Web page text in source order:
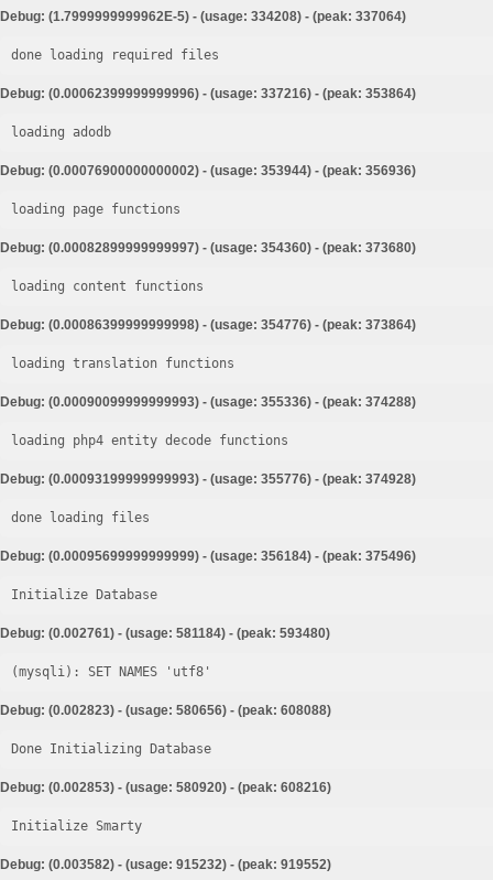
Debug: (1.7999999999962E-5) - (usage: 334208) - (peak: 337064)
done loading required files
Debug: (0.00062399999999996) - (usage: 337216) - (peak: 353864)
loading adodb
Debug: (0.00076900000000002) - (usage: 353944) - (peak: 356936)
loading page functions
Debug: (0.00082899999999997) - (usage: 354360) - (peak: 373680)
loading content functions
Debug: (0.00086399999999998) - (usage: 354776) - (peak: 373864)
loading translation functions
Debug: (0.00090099999999993) - (usage: 355336) - (peak: 374288)
loading php4 entity decode functions
Debug: (0.00093199999999993) - (usage: 355776) - (peak: 374928)
done loading files
Debug: (0.00095699999999999) - (usage: 356184) - (peak: 375496)
Initialize Database
Debug: (0.002761) - (usage: 581184) - (peak: 593480)
Debug: (0.002823) - (usage: 580656) - (peak: 608088)
Done Initializing Database
Debug: (0.002853) - (usage: 580920) - (peak: 608216)
Initialize Smarty
Debug: (0.003582) - (usage: 915232) - (peak: 919552)